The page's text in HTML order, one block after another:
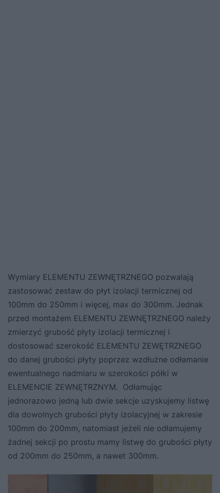
Wymiary ELEMENTU ZEWNĘTRZNEGO pozwalają
zastosować zestaw do płyt izolacji termicznej od
100mm do 250mm i więcej, max do 300mm. Jednak
przed montażem ELEMENTU ZEWNĘTRZNEGO należy
zmierzyć grubość płyty izolacji termicznej i
dostosować szerokość ELEMENTU ZEWĘTRZNEGO
do danej grubości płyty poprzez wzdłużne odłamanie
ewentualnego nadmiaru w szerokości półki w
ELEMENCIE ZEWNĘTRZNYM. Odłamując
jednorazowo jedną lub dwie sekcje uzyskujemy listwę
dla dowolnych grubości płyty izolacyjnej w zakresie
100mm do 200mm, natomiast jeżeli nie odłamujemy
żadnej sekcji po prostu mamy listwę do grubości płyty
od 200mm do 250mm, a nawet 300mm.